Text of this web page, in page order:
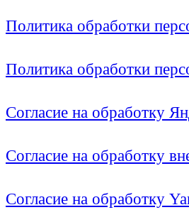
Политика обработки
Политика обработки
Согласие на обработку
Согласие на обработку
Согласие на обработку